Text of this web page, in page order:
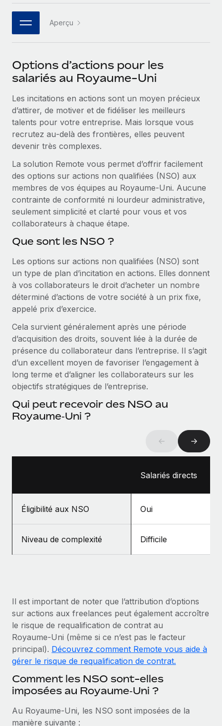
notre MCP
Intégrations
Demandez aux experts
Recevez des conseils d’experts sur les RH à
l’international et la conformité
Contrôles d’antécédents
Simplifiez vos processus de présélection des
candidats
Remote Watchtower
Gardez un temps d’avance sur les risques en
matière de conformité
Gestion des appareils
dans le monde entier
Création d’entité
Établissez des entités rapidement et en toute
conformité
Mobilité et déménagement international
Organisez facilement le déménagement de vos
Avantages sociaux
Gérez facilement les avantages sociaux
Les RH à l’international pour les grandes entreprises
TRAVAILLONS ENSEMBLE
Intégrez les RH à l’international de manière flexible
Devenir partenaire
Explorez avec nous vos opportunités de partenariat
Remote Build
Conseil en intégrations et automatisations assistées par
ÉTUDES DE CAS
Comment Weaviate, l'as de l'IA, a développé
ses effectifs de 120 % avec Remote
Weaviate en bref Weaviate crée des infrastructures open
Intégration Remote x BambooHR : du local à
l’international, le recrutement sans changer de
plateforme
Impact Les clients BambooHR peuvent désormais
embaucher et gérer les employés internationaux...
En savoir plus
Descriptions de postes
Webinaires
Événements
Salle de presse
Données sur les salaires et les talents
Centre de ressources
Obtenir de l’aide
Voir toutes les ressources
BLOG
Paie multipays
Taxes
Explorer le blog
BLOG
Mises à jour des produits de Remote :
Intégrations Gusto et Xero et Gestion des
freelances Plus
Remote a toujours pour mission d'aider les entreprises de
En savoir plus
Phiture, un leader notable du conseil en matière de
En savoir plus
한국어 Aperçu
Options d’actions pour les
salariés au Royaume-Uni
Les incitations en actions sont un moyen précieux
d’attirer, de motiver et de fidéliser les meilleurs
talents pour votre entreprise. Mais lorsque vous
recrutez au‑delà des frontières, elles peuvent
devenir très complexes.
La solution Remote vous permet d’offrir facilement
des options sur actions non qualifiées (NSO) aux
membres de vos équipes au Royaume‑Uni. Aucune
contrainte de conformité ni lourdeur administrative,
seulement simplicité et clarté pour vous et vos
collaborateurs à chaque étape.
Que sont les NSO ?
Les options sur actions non qualifiées (NSO) sont
un type de plan d’incitation en actions. Elles donnent
à vos collaborateurs le droit d’acheter un nombre
déterminé d’actions de votre société à un prix fixe,
appelé prix d’exercice.
Cela survient généralement après une période
d’acquisition des droits, souvent liée à la durée de
présence du collaborateur dans l’entreprise. Il s’agit
d’un excellent moyen de favoriser l’engagement à
long terme et d’aligner les collaborateurs sur les
objectifs stratégiques de l’entreprise.
Qui peut recevoir des NSO au
Royaume‑Uni ?
← →
Salariés directs
Éligibilité aux NSO Oui
Niveau de complexité Difficile
Il est important de noter que l’attribution d’options
sur actions aux freelances peut également accroître
le risque de requalification de contrat au
Royaume‑Uni (même si ce n’est pas le facteur
principal). Découvrez comment Remote vous aide à
gérer le risque de requalification de contrat.
Comment les NSO sont-elles
imposées au Royaume‑Uni ?
Au Royaume‑Uni, les NSO sont imposées de la
manière suivante :